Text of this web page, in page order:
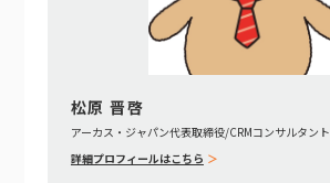
松原 晋啓
アーカス・ジャパン代表取締役/CRMコンサルタント
詳細プロフィールはこちら